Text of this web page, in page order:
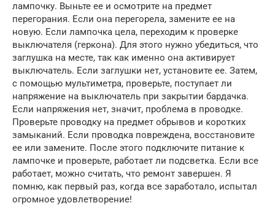
лампочку. Выньте ее и осмотрите на предмет
перегорания. Если она перегорела, замените ее на
новую. Если лампочка цела, переходим к проверке
выключателя (геркона). Для этого нужно убедиться, что
заглушка на месте, так как именно она активирует
выключатель. Если заглушки нет, установите ее. Затем,
с помощью мультиметра, проверьте, поступает ли
напряжение на выключатель при закрытии бардачка.
Если напряжения нет, значит, проблема в проводке.
Проверьте проводку на предмет обрывов и коротких
замыканий. Если проводка повреждена, восстановите
ее или замените. После этого подключите питание к
лампочке и проверьте, работает ли подсветка. Если все
работает, можно считать, что ремонт завершен. Я
помню, как первый раз, когда все заработало, испытал
огромное удовлетворение!